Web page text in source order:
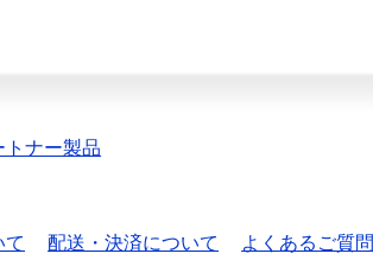
トナー製品
て 配送・決済について
よくあるご質問